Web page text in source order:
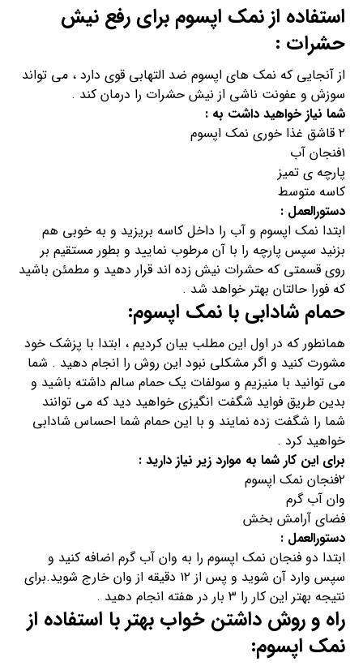
استفاده از نمک اپسوم برای رفع نیش
حشرات :
از آنجایی که نمک های اپسوم ضد التهابی قوی دارد ، می تواند
سوزش و عفونت ناشی از نیش حشرات را درمان کند .
شما نیاز خواهید داشت به :
۲ قاشق غذا خوری نمک اپسوم
۱فنجان آب
پارچه ی تمیز
کاسه متوسط
دستورالعمل :
ابتدا نمک اپسوم و آب را داخل کاسه بریزید و به خوبی هم
بزنید سپس پارچه را با آن مرطوب نمایید و بطور مستقیم بر
روی قسمتی که حشرات نیش زده اند قرار دهید و مطمئن باشید
که فورا حالتان بهتر خواهد شد .
حمام شادابی با نمک اپسوم:
همانطور که در اول این مطلب بیان کردیم ، ابتدا با پزشک خود
مشورت کنید و اگر مشکلی نبود این روش را انجام دهید . شما
می توانید با منیزیم و سولفات یک حمام سالم داشته باشید و
بدین طریق فواید شگفت انگیزی خواهید دید که می توانند
شما را شگفت زده نمایند و با این حمام شما احساس شادابی
خواهید کرد .
برای این کار شما به موارد زیر نیاز دارید :
۲فنجان نمک اپسوم
وان آب گرم
فضای آرامش بخش
دستورالعمل :
ابتدا دو فنجان نمک اپسوم را به وان آب گرم اضافه کنید و
سپس وارد آن شوید و پس از ۱۲ دقیقه از وان خارج شوید.برای
نتیجه بهتر این کار را ۳ بار در هفته انجام دهید .
راه و روش داشتن خواب بهتر با استفاده از
نمک اپسوم: